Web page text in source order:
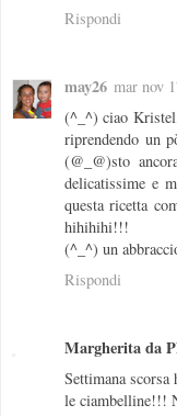
Rispondi
may26 mar nov
(^_^) ciao
riprendendo un
(@_@)sto
delicatissime e
questa ricetta
hihihihi!!!
(^_^) un
Rispondi
Margherita da
Settimana scorsa
le ciambelline!!!